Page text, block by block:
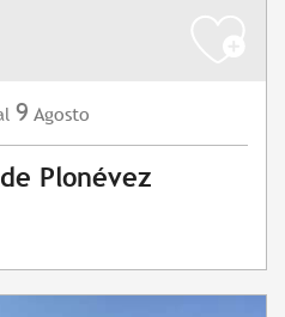
9 Agosto
Plonévez